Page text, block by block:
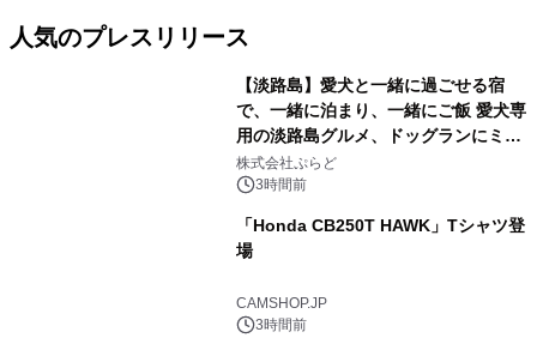
人気のプレスリリース
【淡路島】愛犬と一緒に過ごせる宿
で、一緒に泊まり、一緒にご飯 愛犬専
用の淡路島グルメ、ドッグランにミニ
プール グランピングとトレーラーハウ
スの2施設で
株式会社ぷらど
3時間前
「Honda CB250T HAWK」Tシャツ登
場
CAMSHOP.JP
3時間前